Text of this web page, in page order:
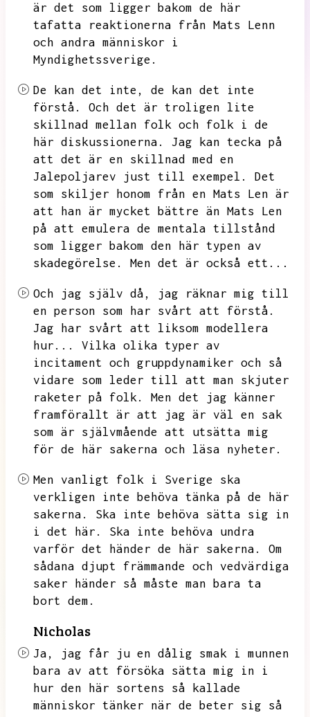
är det som ligger bakom de här
tafatta reaktionerna från Mats Lenn
och andra människor i
Myndighetssverige.
De kan det inte,
de kan det inte
förstå.
Och det är troligen lite
skillnad mellan folk och folk i de
här diskussionerna.
Jag kan tecka på
att det är en skillnad med en
Jalepoljarev just till exempel.
Det
som skiljer honom från en Mats Len är
att han är mycket bättre än Mats Len
på att emulera de mentala tillstånd
som ligger bakom den här typen av
skadegörelse.
Men det är också ett...
Och jag själv då,
jag räknar mig till
en person som har svårt att förstå.
Jag har svårt att liksom modellera
hur...
Vilka olika typer av
incitament och gruppdynamiker och så
vidare som leder till att man skjuter
raketer på folk.
Men det jag känner
framförallt är att jag är väl en sak
som är självmående att utsätta mig
för de här sakerna och läsa nyheter.
Men vanligt folk i Sverige ska
verkligen inte behöva tänka på de här
sakerna.
Ska inte behöva sätta sig in
i det här.
Ska inte behöva undra
varför det händer de här sakerna.
Om
sådana djupt främmande och vedvärdiga
saker händer så måste man bara ta
bort dem.
Nicholas
Ja,
jag får ju en dålig smak i munnen
bara av att försöka sätta mig in i
hur den här sortens så kallade
människor tänker när de beter sig så